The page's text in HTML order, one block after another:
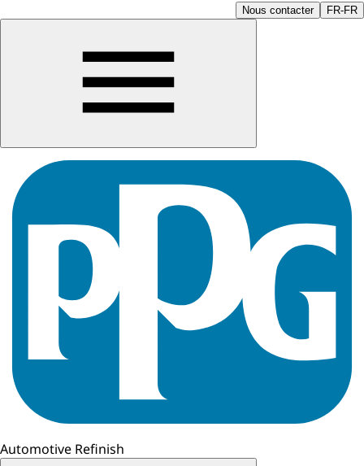
Nous contacter FR-FR
Automotive Refinish